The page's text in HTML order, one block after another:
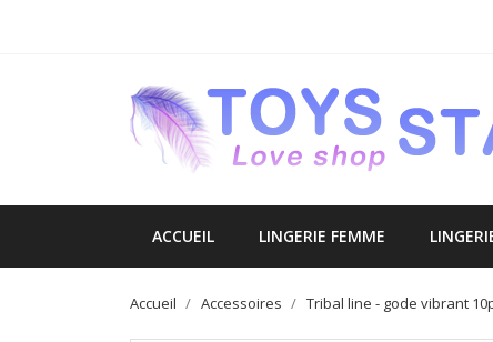
ACCUEIL LINGERIE FEMME
Accueil Accessoires Tribal line - gode vibrant